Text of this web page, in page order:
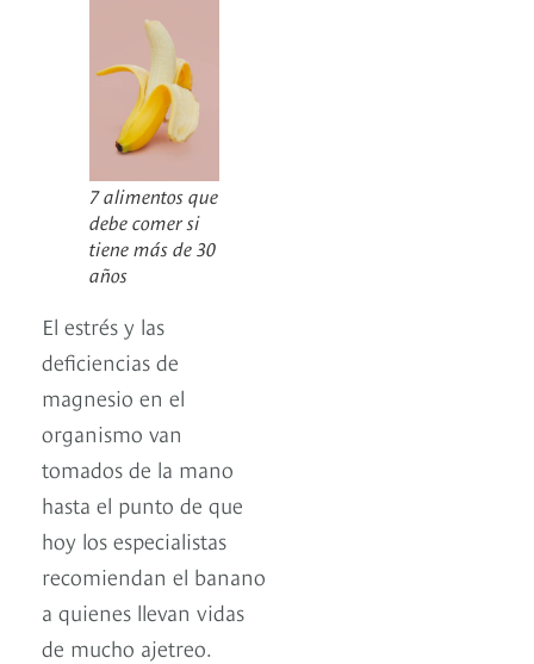
7 alimentos que
debe comer si
tiene más de 30
años
El estrés y las
deficiencias de
magnesio en el
organismo van
tomados de la mano
hasta el punto de que
hoy los especialistas
recomiendan el banano
a quienes llevan vidas
de mucho ajetreo.